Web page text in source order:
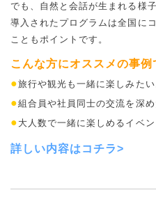
でも、自然と会話が生まれる様
導入されたプログラムは全国に
こともポイントです。
こんな方にオススメの事例
●旅行や観光も一緒に楽しみたい
●組合員や社員同士の交流を深め
● 大人数で一緒に楽しめるイベン
詳しい内容は コチラ>